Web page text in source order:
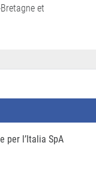
et
per l’Italia SpA